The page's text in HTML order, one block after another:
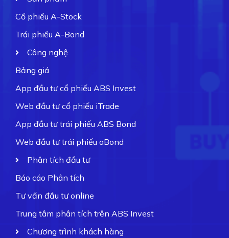
Cổ phiếu A-Stock
Trái phiếu A-Bond
Công nghệ
Bảng giá
App đầu tư cổ phiếu ABS Invest
Web đầu tư cổ phiếu iTrade
App đầu tư trái phiếu ABS Bond
Web đầu tư trái phiếu aBond
Phân tích đầu tư
Báo cáo Phân tích
Tư vấn đầu tư online
Trung tâm phân tích trên ABS Invest
Chương trình khách hàng